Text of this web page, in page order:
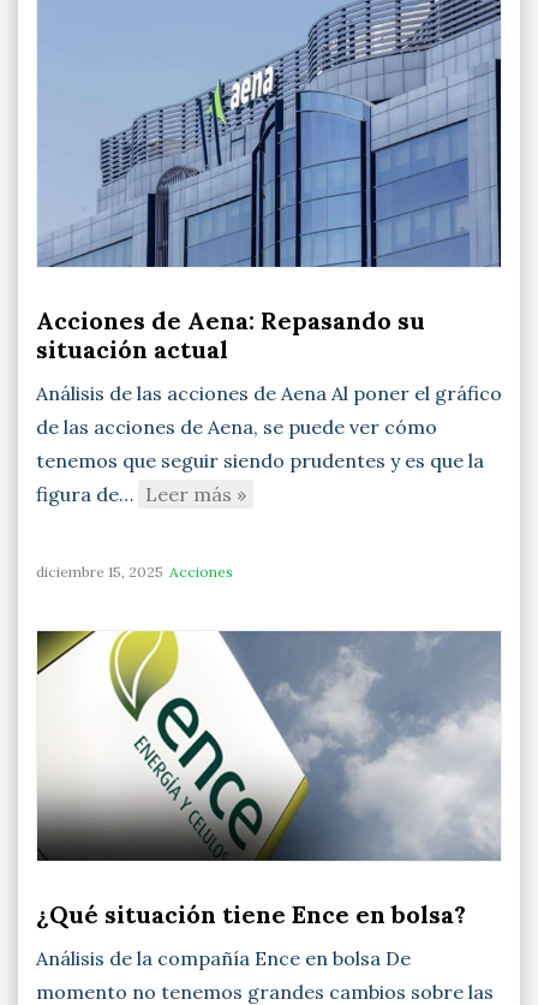
Acciones de Aena: Repasando su
situación actual
Análisis de las acciones de Aena Al poner el gráfico
de las acciones de Aena, se puede ver cómo
tenemos que seguir siendo prudentes y es que la
figura de… Leer más »
diciembre 15, 2025 Acciones
¿Qué situación tiene Ence en bolsa?
Análisis de la compañía Ence en bolsa De
momento no tenemos grandes cambios sobre las